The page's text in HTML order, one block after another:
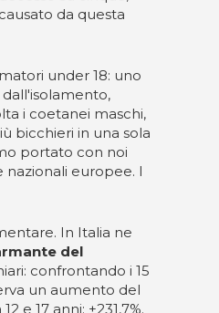
da questa
under 18: uno
i coetanei maschi,
bicchieri in una sola
portato con noi
europee. I
In Italia ne
del
confrontando i 15
un aumento del
e 17 anni: +231,7%.